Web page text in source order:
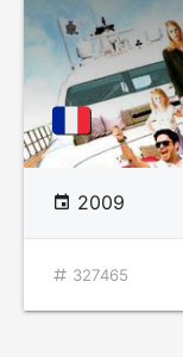
2009
327465